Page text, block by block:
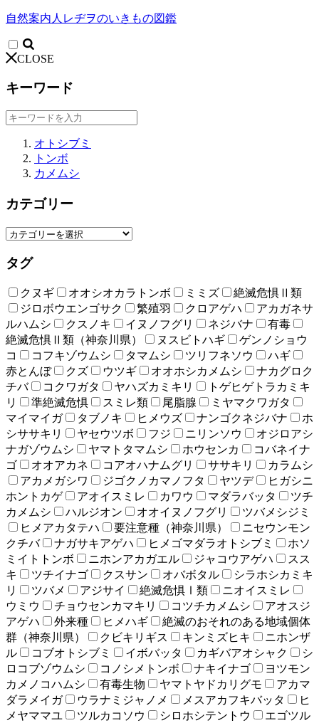
自然案内人レヂヲのいきもの図鑑
CLOSE
キーワード
オトシブミ
トンボ
カメムシ
カテゴリー
タグ
クヌギ オオシオカラトンボ ミミズ
絶滅危惧Ⅱ類
ジロボウエンゴサク
繁殖羽 クロアゲハ
アカガネサ
ルハムシ
クスノキ イヌノフグリ ネジバナ
有毒
絶滅危惧Ⅱ類（神奈川県）
ヌスビトハギ
ゲンノショウ
コ
コフキゾウムシ タマムシ ツリフネソウ
ハギ
赤とんぼ
クズ ウツギ オオホシカメムシ
ナカグロク
チバ
コクワガタ ヤハズカミキリ
トゲヒゲトラカミキ
リ
準絶滅危惧 スミレ類 尾脂腺
ミヤマクワガタ
マイマイガ
タブノキ ヒメウズ ナンゴクネジバナ
ホ
シササキリ
ヤセウツボ フジ ニリンソウ
オジロアシ
ナガゾウムシ
ヤマトタマムシ ホウセンカ
コバネイナ
ゴ
オオアカネ コアオハナムグリ ササキリ
カラムシ
アカメガシワ
ジゴクノカマノフタ ヤツデ
ヒガシニ
ホントカゲ
アオイスミレ カワウ マダラバッタ
ツチ
カメムシ
ハルジオン オオイヌノフグリ
ツバメシジミ
ヒメアカタテハ
要注意種（神奈川県）
ニセウンモン
クチバ
ナガサキアゲハ ヒメゴマダラオトシブミ
ホソ
ミイトトンボ
ニホンアカガエル ジャコウアゲハ
スス
キ
ツチイナゴ クスサン オバボタル
シラホシカミキ
リ
ツバメ アジサイ 絶滅危惧Ⅰ類
ニオイスミレ
ウミウ
チョウセンカマキリ コツチカメムシ
アオスジ
アゲハ
外来種 ヒメハギ
絶滅のおそれのある地域個体
群（神奈川県）
クビキリギス キンミズヒキ
ニホンザ
ル
コブオトシブミ イボバッタ カギバアオシャク
シ
ロコブゾウムシ
コノシメトンボ ナキイナゴ
ヨツモン
カメノコハムシ
有毒生物 ヤマトヤドカリグモ
アカマ
ダラメイガ
ウラナミジャノメ メスアカフキバッタ
ヒ
メヤママユ
ツルカコソウ シロホシテントウ
エゴツル